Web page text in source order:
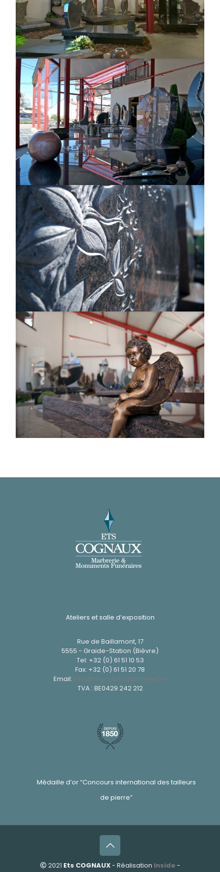
Ateliers et salle d’exposition
Rue de Baillamont, 17
5555 - Graide-Station (Bièvre)
Tel: +32 (0) 61 51 10 53
Fax: +32 (0) 61 51 20 78
Email: info@cognaux-marbrerie.be
TVA : BE0429 242 212
Médaille d’or “Concours international des tailleurs
de pierre”
2021 Ets COGNAUX- Réalisation Inside-